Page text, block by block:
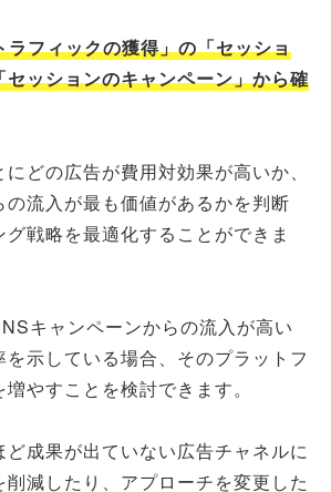
ラフィックの獲得」の「セッショ
セッションのキャンペーン」から確
どの広告が費用対効果が高いか、
の流入が最も価値があるかを判断
グ戦略を最適化することができま
キャンペーンからの流入が高い
を示している場合、そのプラットフ
やすことを検討できます。
成果が出ていない広告チャネルに
減したり、アプローチを変更した